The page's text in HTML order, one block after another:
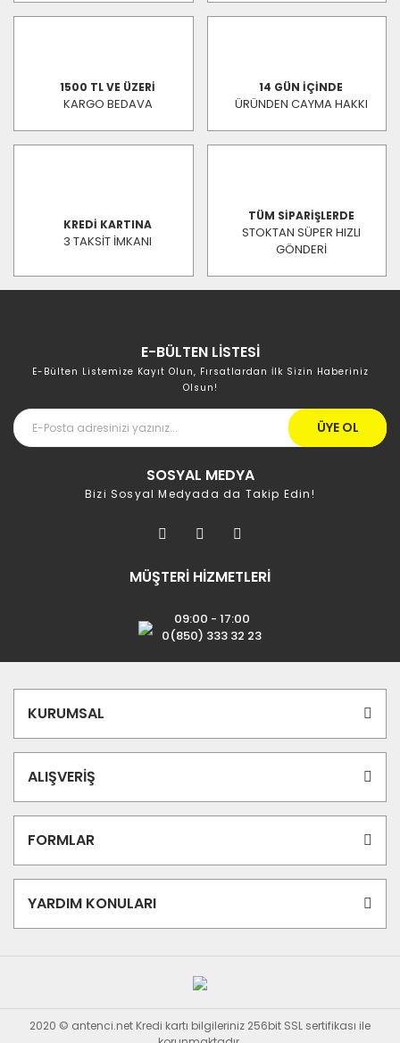
1500 TL VE ÜZERİ
KARGO BEDAVA
14 GÜN İÇİNDE
ÜRÜNDEN CAYMA HAKKI
KREDİ KARTINA
3 TAKSİT İMKANI
TÜM SİPARİŞLERDE
STOKTAN SÜPER HIZLI
GÖNDERİ
E-BÜLTEN LİSTESİ
E-Bülten Listemize Kayıt Olun, Fırsatlardan İlk Sizin Haberiniz
Olsun!
ÜYE OL
SOSYAL MEDYA
Bizi Sosyal Medyada da Takip Edin!
MÜŞTERİ HİZMETLERİ
09:00 - 17:00
0(850) 333 32 23
KURUMSAL
ALIŞVERİŞ
FORMLAR
YARDIM KONULARI
2020 © antenci.net Kredi kartı bilgileriniz 256bit SSL sertifikası ile